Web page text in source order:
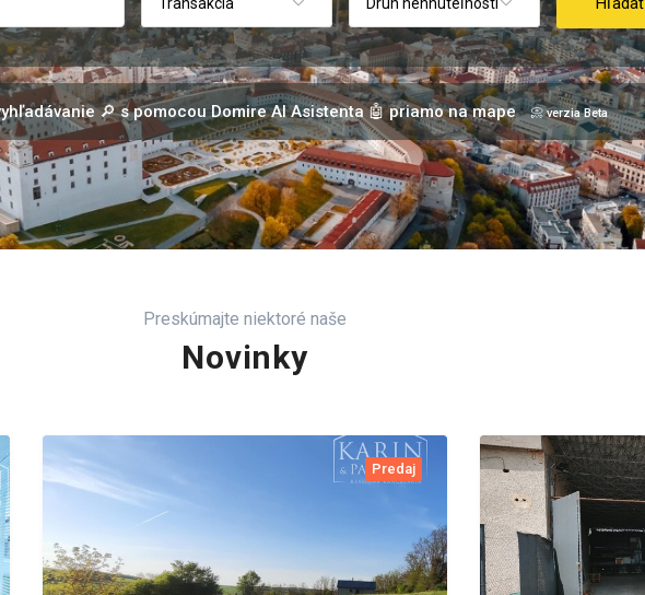
🔎 s pomocou Domire AI Asistenta 🤖 priamo na mape 📀 verzia Beta
Preskúmajte niektoré naše
Novinky
Predaj